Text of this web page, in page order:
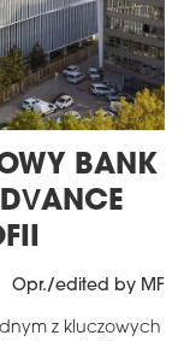
BANK
Opr./edited by MF
z kluczowych